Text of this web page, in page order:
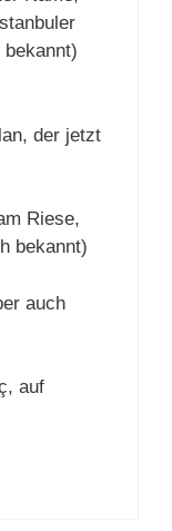
der jetzt
Riese,
bekannt)
auch
auf